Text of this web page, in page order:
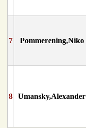
7 Pommerening,Niko
8 Umansky,Alexander